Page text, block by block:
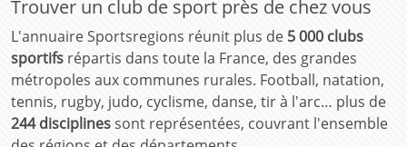
Trouver un club de sport près de chez vous
L'annuaire Sportsregions réunit plus de 5 000 clubs
sportifs répartis dans toute la France, des grandes
métropoles aux communes rurales. Football, natation,
tennis, rugby, judo, cyclisme, danse, tir à l'arc… plus de
244 disciplinessont représentées, couvrant l'ensemble